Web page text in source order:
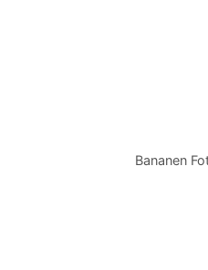
Bananen